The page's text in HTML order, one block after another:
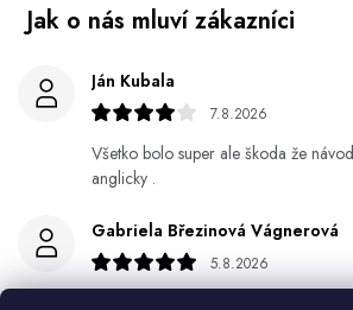
Ján Kubala
7.8.2026
Všetko bolo super ale škoda že
anglicky .
Gabriela Březinová Vágnerová
5.8.2026